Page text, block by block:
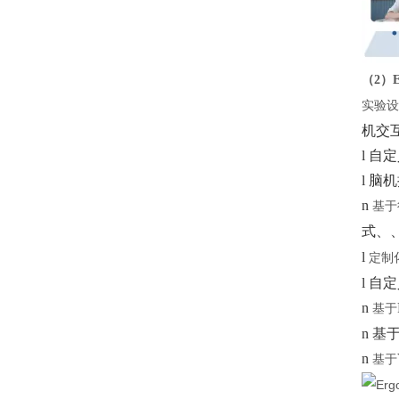
（2）
实验
机交
l 自
l 脑
n 基
式、
l 定制
l 自
n 基于
n 基
n 基于